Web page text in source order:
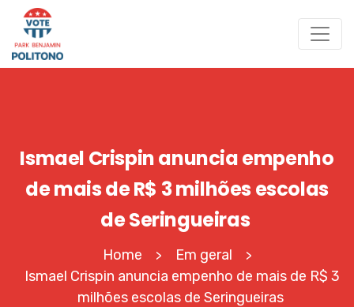
Ismael Crispin anuncia empenho
de mais de R$ 3 milhões escolas
de Seringueiras
Home > Em geral >
Ismael Crispin anuncia empenho de mais de R$ 3
milhões escolas de Seringueiras